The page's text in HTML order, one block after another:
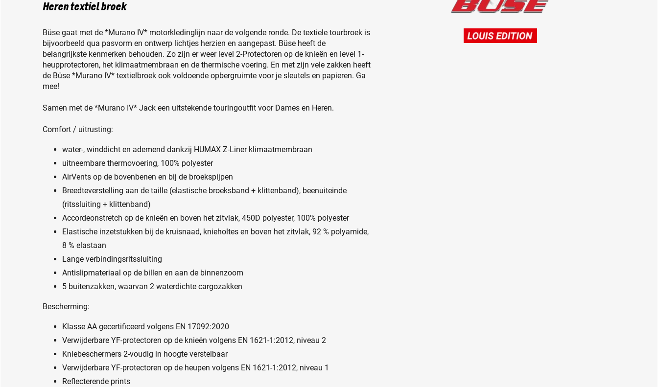
Heren textiel broek
Büse gaat met de *Murano IV* motorkledinglijn naar de volgende ronde. De textiele tourbroek is
bijvoorbeeld qua pasvorm en ontwerp lichtjes herzien en aangepast. Büse heeft de
belangrijkste kenmerken behouden. Zo zijn er weer level 2-Protectoren op de knieën en level 1-
heupprotectoren, het klimaatmembraan en de thermische voering. En met zijn vele zakken heeft
de Büse *Murano IV* textielbroek ook voldoende opbergruimte voor je sleutels en papieren. Ga
mee!
Samen met de *Murano IV* Jack een uitstekende touringoutfit voor Dames en Heren.
Comfort / uitrusting:
water-, winddicht en ademend dankzij HUMAX Z-Liner klimaatmembraan
uitneembare thermovoering, 100% polyester
AirVents op de bovenbenen en bij de broekspijpen
Breedteverstelling aan de taille (elastische broeksband + klittenband), beenuiteinde
(ritssluiting + klittenband)
Accordeonstretch op de knieën en boven het zitvlak, 450D polyester, 100% polyester
Elastische inzetstukken bij de kruisnaad, knieholtes en boven het zitvlak, 92 % polyamide,
8 % elastaan
Lange verbindingsritssluiting
Antislipmateriaal op de billen en aan de binnenzoom
5 buitenzakken, waarvan 2 waterdichte cargozakken
Bescherming:
Klasse AA gecertificeerd volgens EN 17092:2020
Verwijderbare YF-protectoren op de knieën volgens EN 1621-1:2012, niveau 2
Kniebeschermers 2-voudig in hoogte verstelbaar
Verwijderbare YF-protectoren op de heupen volgens EN 1621-1:2012, niveau 1
Reflecterende prints